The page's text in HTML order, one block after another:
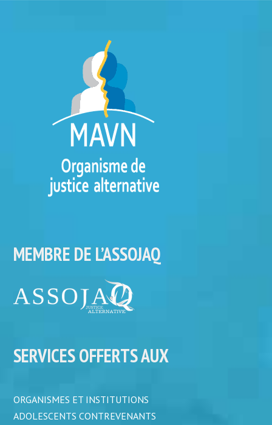
MEMBRE DE L’ASSOJAQ
SERVICES OFFERTS AUX
ORGANISMES ET INSTITUTIONS
ADOLESCENTS CONTREVENANTS